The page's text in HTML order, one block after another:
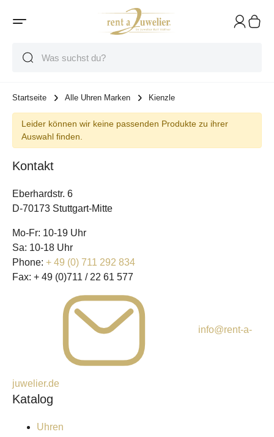
Startseite Alle Uhren Marken Kienzle
Leider können wir keine passenden Produkte zu ihrer
Auswahl finden.
Kontakt
Eberhardstr. 6
D-70173 Stuttgart-Mitte
Mo-Fr: 10-19 Uhr
Sa: 10-18 Uhr
Phone: + 49 (0) 711 292 834
Fax: + 49 (0)711 / 22 61 577
info@rent-a-
juwelier.de
Katalog
Uhren